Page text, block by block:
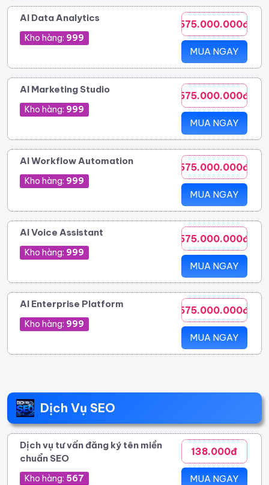
AI Data Analytics
Kho hàng: 999
575.000.000đ
MUA NGAY
AI Marketing Studio
Kho hàng: 999
575.000.000đ
MUA NGAY
AI Workflow Automation
Kho hàng: 999
575.000.000đ
MUA NGAY
AI Voice Assistant
Kho hàng: 999
575.000.000đ
MUA NGAY
AI Enterprise Platform
Kho hàng: 999
575.000.000đ
MUA NGAY
Dịch Vụ SEO
Dịch vụ tư vấn đăng ký tên miền
chuẩn SEO
Kho hàng: 567
138.000đ
MUA NGAY